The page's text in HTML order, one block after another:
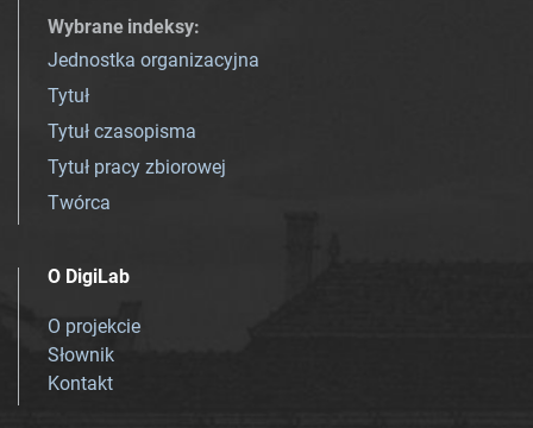
Wybrane indeksy:
Jednostka organizacyjna
Tytuł
Tytuł czasopisma
Tytuł pracy zbiorowej
Twórca
O DigiLab
O projekcie
Słownik
Kontakt